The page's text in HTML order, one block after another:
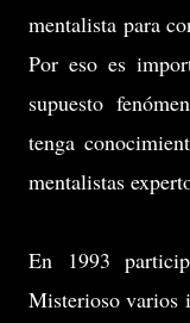
mentalista para
Por eso es
supuesto
tenga
mentalistas
En 1993
Misterioso varios